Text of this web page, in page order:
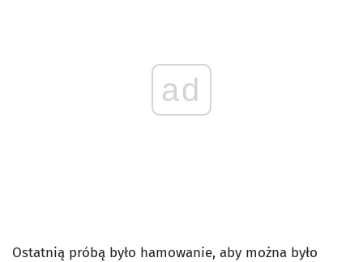
ad
Ostatnią próbą było hamowanie, aby można było